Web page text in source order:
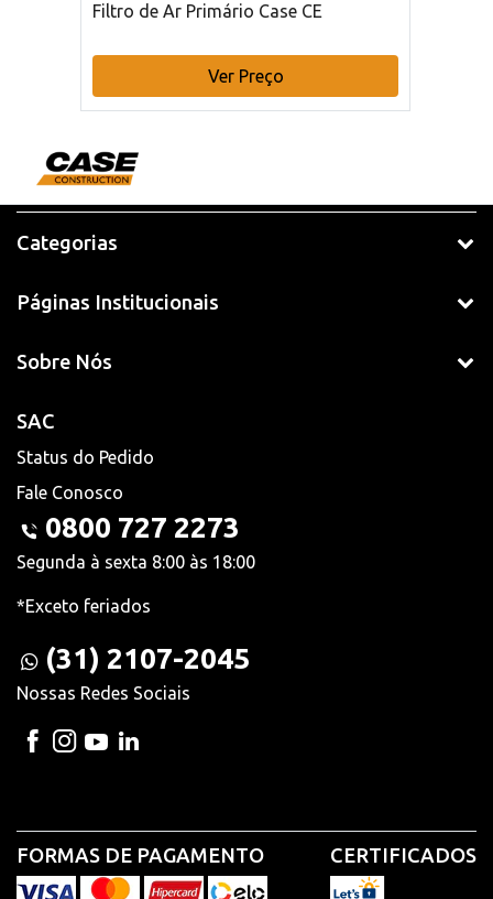
Filtro de Ar Primário Case CE
Ver Preço
Categorias
Páginas Institucionais
Sobre Nós
SAC
Status do Pedido
Fale Conosco
0800 727 2273
Segunda à sexta 8:00 às 18:00
*Exceto feriados
(31) 2107-2045
Nossas Redes Sociais
FORMAS DE PAGAMENTO CERTIFICADOS